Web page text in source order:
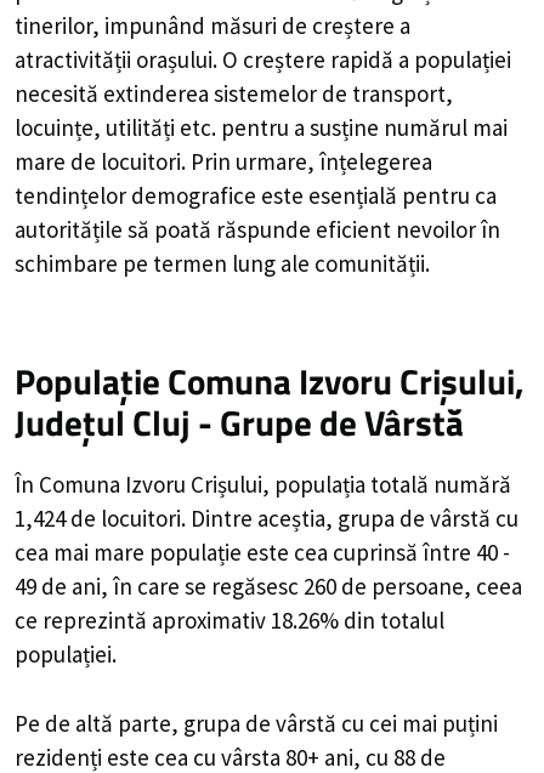
tinerilor, impunând măsuri de creștere a
atractivității orașului. O creștere rapidă a populației
necesită extinderea sistemelor de transport,
locuințe, utilități etc. pentru a susține numărul mai
mare de locuitori. Prin urmare, înțelegerea
tendințelor demografice este esențială pentru ca
autoritățile să poată răspunde eficient nevoilor în
schimbare pe termen lung ale comunității.
Populație Comuna Izvoru Crișului,
Județul Cluj - Grupe de Vârstă
În Comuna Izvoru Crișului, populația totală numără
1,424 de locuitori. Dintre aceștia, grupa de vârstă cu
cea mai mare populație este cea cuprinsă între 40 -
49 de ani, în care se regăsesc 260 de persoane, ceea
ce reprezintă aproximativ 18.26% din totalul
populației.
Pe de altă parte, grupa de vârstă cu cei mai puțini
rezidenți este cea cu vârsta 80+ ani, cu 88 de